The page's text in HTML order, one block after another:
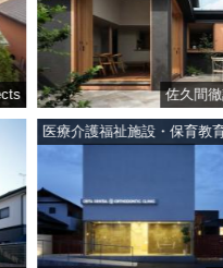
佐久間徹設計
医療介護福祉施設・保育教育施設